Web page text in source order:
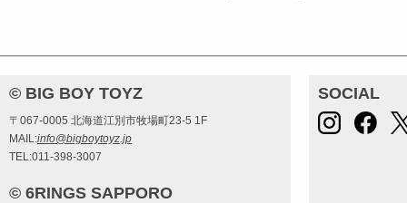
© BIG BOY TOYZ
〒067-0005 北海道江別市牧場町23-5 1F
MAIL:info@bigboytoyz.jp
TEL:011-398-3007
© 6RINGS SAPPORO
SOCIAL